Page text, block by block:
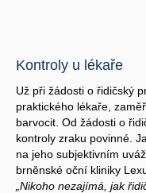
Kontroly u lékaře
Už při žádosti o řidičský
praktického lékaře,
barvocit. Od žádosti o
kontroly zraku povinné.
na jeho subjektivním
brněnské oční kliniky
„Nikoho nezajímá, jak